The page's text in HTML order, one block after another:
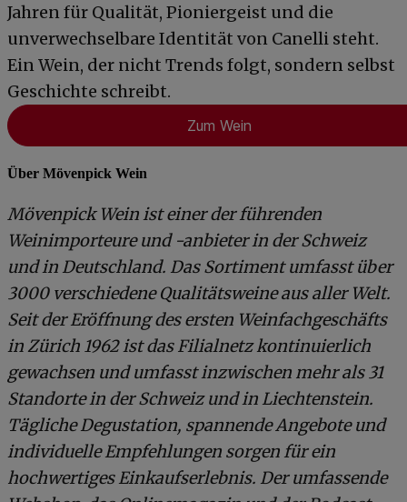
Jahren für Qualität, Pioniergeist und die
unverwechselbare Identität von Canelli steht.
Ein Wein, der nicht Trends folgt, sondern selbst
Geschichte schreibt.
Zum Wein
Über Mövenpick Wein
Mövenpick Wein ist einer der führenden
Weinimporteure und -anbieter in der Schweiz
und in Deutschland. Das Sortiment umfasst über
3000 verschiedene Qualitätsweine aus aller Welt.
Seit der Eröffnung des ersten Weinfachgeschäfts
in Zürich 1962 ist das Filialnetz kontinuierlich
gewachsen und umfasst inzwischen mehr als 31
Standorte in der Schweiz und in Liechtenstein.
Tägliche Degustation, spannende Angebote und
individuelle Empfehlungen sorgen für ein
hochwertiges Einkaufserlebnis. Der umfassende